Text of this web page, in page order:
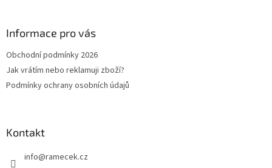
Informace pro vás
Obchodní podmínky 2026
Jak vrátím nebo reklamuji zboží?
Podmínky ochrany osobních údajů
Kontakt
info@ramecek.cz